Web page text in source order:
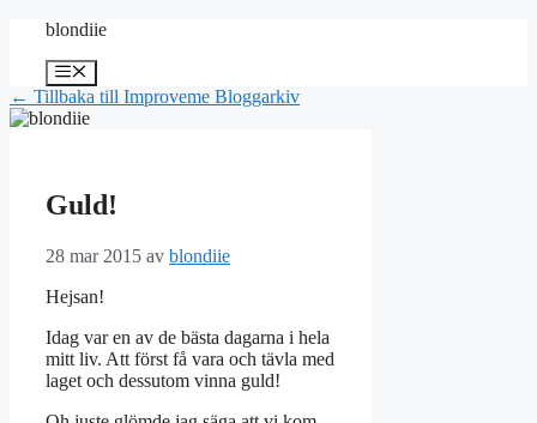
Hoppa
innehåll
blondiie
Meny
← Tillbaka till Improveme Bloggarkiv
Guld!
28 mar 2015 av blondiie
Hejsan!
Idag var en av de bästa dagarna i hela
mitt liv. Att först få vara och tävla med
laget och dessutom vinna guld!